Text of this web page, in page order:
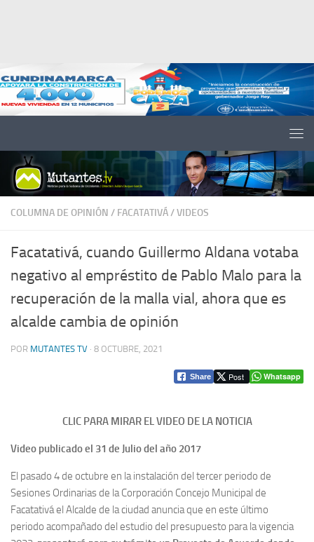
COLUMNA DE OPINIÓN / FACATATIVÁ/VIDEOS
Facatativá, cuando Guillermo Aldana votaba
negativo al empréstito de Pablo Malo para la
recuperación de la malla vial, ahora que es
alcalde cambia de opinión
POR MUTANTES TV · 8 OCTUBRE, 2021
Share Post Whatsapp
CLIC PARA MIRAR EL VIDEO DE LA NOTICIA
Video publicado el 31 de Julio del año 2017
El pasado 4 de octubre en la instalación del tercer periodo de
Sesiones Ordinarias de la Corporación Concejo Municipal de
Facatativá el Alcalde de la ciudad anuncia que en este último
periodo acompañado del estudio del presupuesto para la vigencia